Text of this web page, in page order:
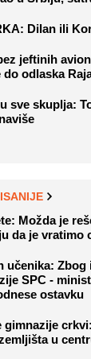
Dilan ili
jeftinih
do odlaska
sve skuplja:
Možda je
da je vratimo
učenika: Zbog
SPC -
ostavku
gimnazije
u